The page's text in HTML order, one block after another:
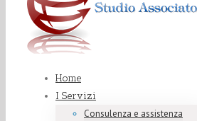
Home
I Servizi
Consulenza e assistenza